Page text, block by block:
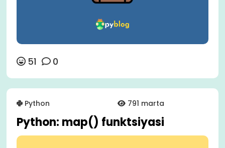
51 0
Python 791 marta
Python: map() funktsiyasi